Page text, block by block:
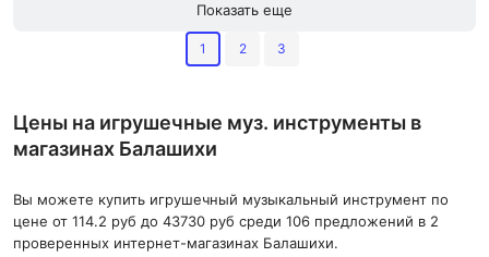
Показать еще
1 2 3
Цены на игрушечные муз. инструменты в
магазинах Балашихи
Вы можете купить игрушечный музыкальный инструмент по
цене от 114.2 руб до 43730 руб среди 106 предложений в 2
проверенных интернет-магазинах Балашихи.